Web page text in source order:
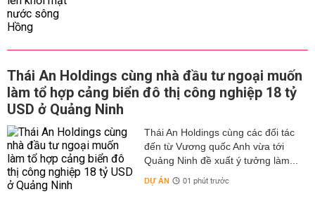
Thái An Holdings cùng nhà đầu tư ngoại muốn
làm tổ hợp cảng biển đô thị công nghiệp 18 tỷ
USD ở Quảng Ninh
Thái An Holdings cùng các đối tác
đến từ Vương quốc Anh vừa tới
Quảng Ninh đề xuất ý tưởng làm...
DỰ ÁN 01 phút trước